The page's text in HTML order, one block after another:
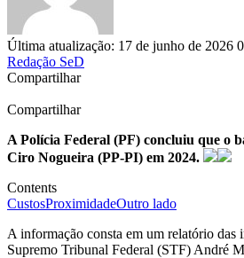
Última atualização: 17 de junho de 2026
Redação SeD
Compartilhar
Compartilhar
A Polícia Federal (PF) concluiu que o
Ciro Nogueira (PP-PI) em 2024.
Contents
CustosProximidadeOutro lado
A informação consta em um relatório
Supremo Tribunal Federal (STF) André